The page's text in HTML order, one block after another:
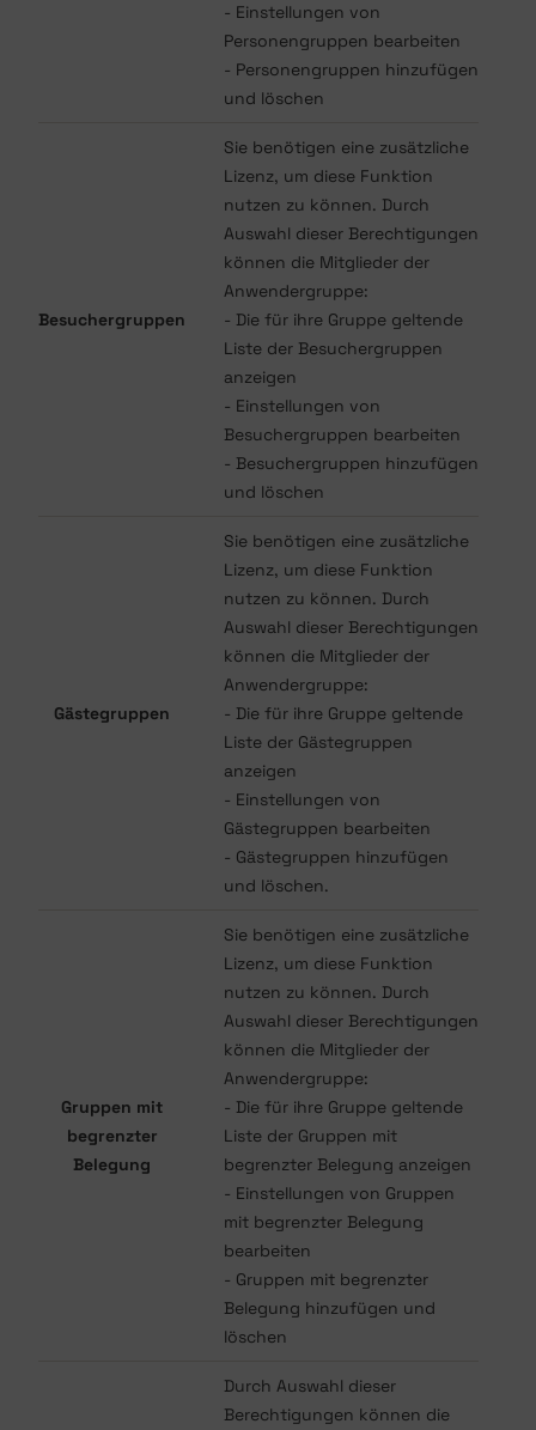
- Einstellungen von
Personengruppen bearbeiten
- Personengruppen hinzufügen
und löschen
Besuchergruppen
Sie benötigen eine zusätzliche
Lizenz, um diese Funktion
nutzen zu können. Durch
Auswahl dieser Berechtigungen
können die Mitglieder der
Anwendergruppe:
- Die für ihre Gruppe geltende
Liste der Besuchergruppen
anzeigen
- Einstellungen von
Besuchergruppen bearbeiten
- Besuchergruppen hinzufügen
und löschen
Gästegruppen
Sie benötigen eine zusätzliche
Lizenz, um diese Funktion
nutzen zu können. Durch
Auswahl dieser Berechtigungen
können die Mitglieder der
Anwendergruppe:
- Die für ihre Gruppe geltende
Liste der Gästegruppen
anzeigen
- Einstellungen von
Gästegruppen bearbeiten
- Gästegruppen hinzufügen
und löschen.
Gruppen mit
begrenzter
Belegung
Sie benötigen eine zusätzliche
Lizenz, um diese Funktion
nutzen zu können. Durch
Auswahl dieser Berechtigungen
können die Mitglieder der
Anwendergruppe:
- Die für ihre Gruppe geltende
Liste der Gruppen mit
begrenzter Belegung anzeigen
- Einstellungen von Gruppen
mit begrenzter Belegung
bearbeiten
- Gruppen mit begrenzter
Belegung hinzufügen und
löschen
Durch Auswahl dieser
Berechtigungen können die